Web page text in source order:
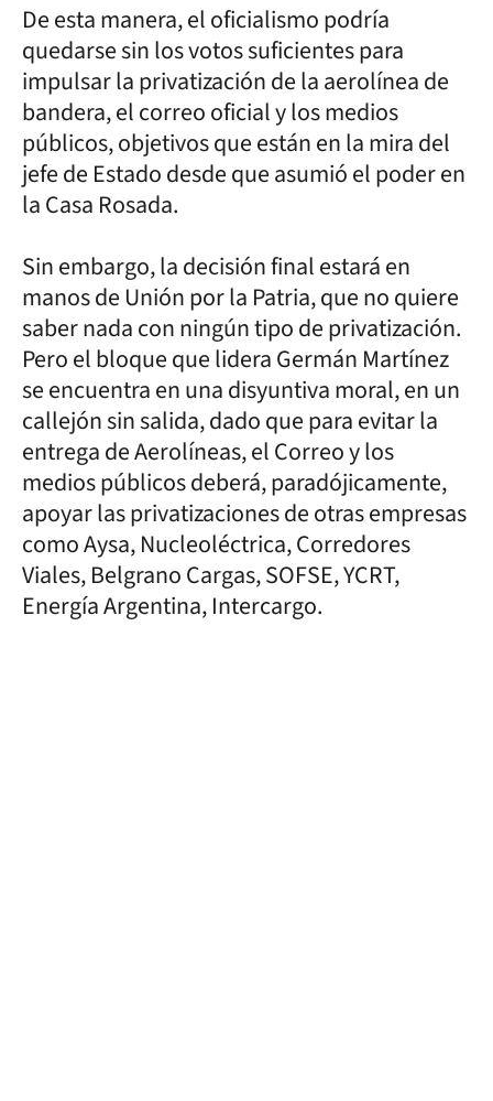
De esta manera, el oficialismo podría
quedarse sin los votos suficientes para
impulsar la privatización de la aerolínea de
bandera, el correo oficial y los medios
públicos, objetivos que están en la mira del
jefe de Estado desde que asumió el poder en
la Casa Rosada.
Sin embargo, la decisión final estará en
manos de Unión por la Patria, que no quiere
saber nada con ningún tipo de privatización.
Pero el bloque que lidera Germán Martínez
se encuentra en una disyuntiva moral, en un
callejón sin salida, dado que para evitar la
entrega de Aerolíneas, el Correo y los
medios públicos deberá, paradójicamente,
apoyar las privatizaciones de otras empresas
como Aysa, Nucleoléctrica, Corredores
Viales, Belgrano Cargas, SOFSE, YCRT,
Energía Argentina, Intercargo.